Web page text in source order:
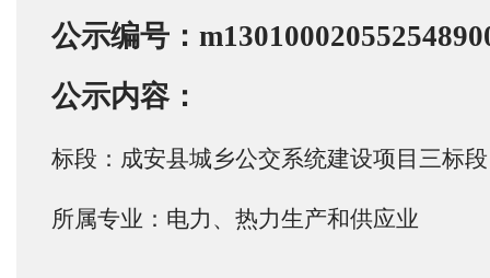
公示编号：
公示内容：
标段：成安县城乡公交系统建设项目三标段
所属专业：电力、热力生产和供应业